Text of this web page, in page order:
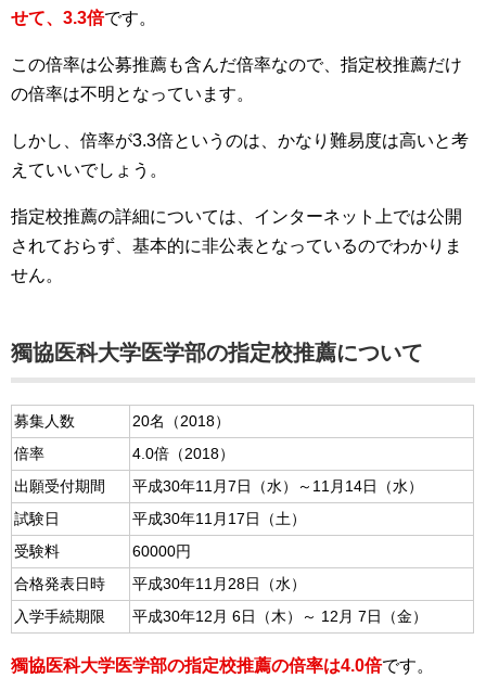
せて、3.3倍です。
この倍率は公募推薦も含んだ倍率なので、指定校推薦だけ
の倍率は不明となっています。
しかし、倍率が3.3倍というのは、かなり難易度は高いと考
えていいでしょう。
指定校推薦の詳細については、インターネット上では公開
されておらず、基本的に非公表となっているのでわかりま
せん。
獨協医科大学医学部の指定校推薦について
募集人数
20名（2018）
倍率
4.0倍（2018）
出願受付期間
平成30年11月7日（水）～11月14日（水）
試験日
平成30年11月17日（土）
受験料
60000円
合格発表日時
平成30年11月28日（水）
入学手続期限
平成30年12月 6日（木）～ 12月 7日（金）
獨協医科大学医学部の指定校推薦の倍率は4.0倍です。